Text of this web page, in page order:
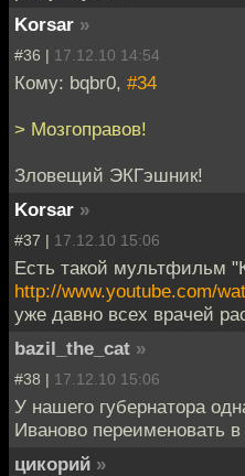
Korsar »
#36 | 17.12.10 14:54
Кому: bqbr0, #34
> Мозгоправов!
Зловещий ЭКГэшник!
Korsar »
#37 | 17.12.10 15:06
Есть такой мультфильм
http://www.youtube.com/
уже давно всех врачей
bazil_the_cat »
#38 | 17.12.10 15:06
У нашего губернатора
Иваново переименовать
цикорий »